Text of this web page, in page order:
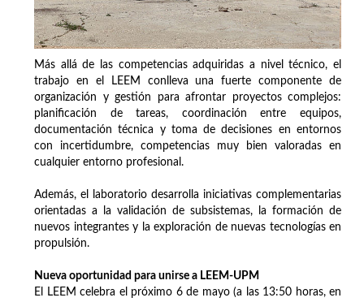
Más allá de las competencias adquiridas a nivel técnico, el
trabajo en el LEEM conlleva una fuerte componente de
organización y gestión para afrontar proyectos complejos:
planificación de tareas, coordinación entre equipos,
documentación técnica y toma de decisiones en entornos
con incertidumbre, competencias muy bien valoradas en
cualquier entorno profesional.
Además, el laboratorio desarrolla iniciativas complementarias
orientadas a la validación de subsistemas, la formación de
nuevos integrantes y la exploración de nuevas tecnologías en
propulsión.
Nueva oportunidad para unirse a LEEM-UPM
El LEEM celebra el próximo 6 de mayo (a las 13:50 horas, en